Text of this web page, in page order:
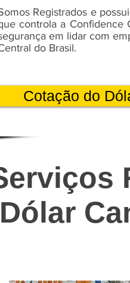
Registrados e
controla a Confidence
em lidar com
do Brasil.
Cotação do
Dólar